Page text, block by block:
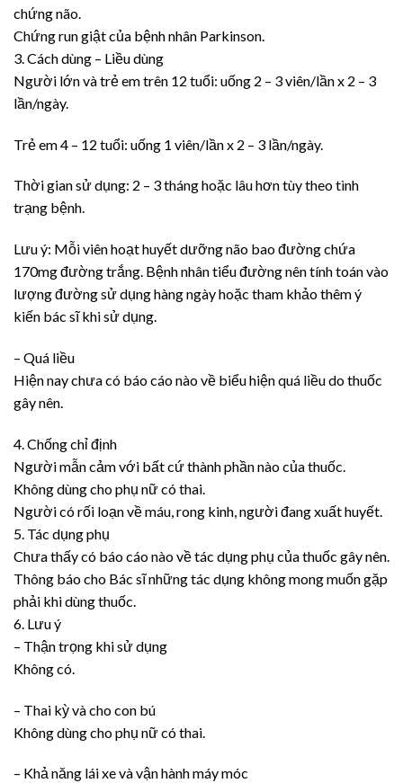
chứng não.
Chứng run giật của bệnh nhân Parkinson.
3. Cách dùng – Liều dùng
Người lớn và trẻ em trên 12 tuổi: uống 2 – 3 viên/lần x 2 – 3
lần/ngày.
Trẻ em 4 – 12 tuổi: uống 1 viên/lần x 2 – 3 lần/ngày.
Thời gian sử dụng: 2 – 3 tháng hoặc lâu hơn tùy theo tình
trạng bệnh.
Lưu ý: Mỗi viên hoạt huyết dưỡng não bao đường chứa
170mg đường trắng. Bệnh nhân tiểu đường nên tính toán vào
lượng đường sử dụng hàng ngày hoặc tham khảo thêm ý
kiến bác sĩ khi sử dụng.
– Quá liều
Hiện nay chưa có báo cáo nào về biểu hiện quá liều do thuốc
gây nên.
4. Chống chỉ định
Người mẫn cảm với bất cứ thành phần nào của thuốc.
Không dùng cho phụ nữ có thai.
Người có rối loạn về máu, rong kinh, người đang xuất huyết.
5. Tác dụng phụ
Chưa thấy có báo cáo nào về tác dụng phụ của thuốc gây nên.
Thông báo cho Bác sĩ những tác dụng không mong muốn gặp
phải khi dùng thuốc.
6. Lưu ý
– Thận trọng khi sử dụng
Không có.
– Thai kỳ và cho con bú
Không dùng cho phụ nữ có thai.
– Khả năng lái xe và vận hành máy móc